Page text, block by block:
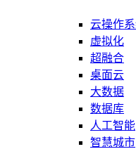
云操作
虚拟化
超融合
桌面云
大数据
数据库
人工智能
智慧城市